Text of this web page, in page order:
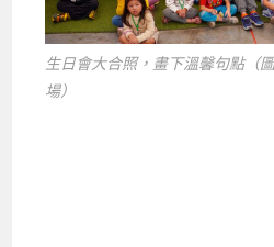
生日會大合照，畫下溫馨句點（
場）